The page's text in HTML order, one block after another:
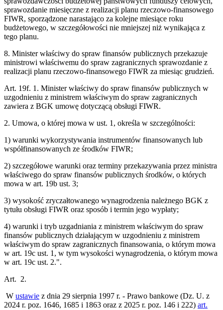
sprawozdanie miesięczne z realizacji planu rzeczowo-finansowego
FIWR, sporządzone narastająco za kolejne miesiące roku
budżetowego, w szczegółowości nie mniejszej niż wynikająca z
tego planu.
8. Minister właściwy do spraw finansów publicznych przekazuje
ministrowi właściwemu do spraw zagranicznych sprawozdanie z
realizacji planu rzeczowo-finansowego FIWR za miesiąc grudzień.
Art. 19f. 1. Minister właściwy do spraw finansów publicznych w
uzgodnieniu z ministrem właściwym do spraw zagranicznych
zawiera z BGK umowę dotyczącą obsługi FIWR.
2. Umowa, o której mowa w ust. 1, określa w szczególności:
1) warunki wykorzystywania instrumentów finansowanych lub
współfinansowanych ze środków FIWR;
2) szczegółowe warunki oraz terminy przekazywania przez ministra
właściwego do spraw finansów publicznych środków, o których
mowa w art. 19b ust. 3;
3) wysokość zryczałtowanego wynagrodzenia należnego BGK z
tytułu obsługi FIWR oraz sposób i termin jego wypłaty;
4) warunki i tryb uzgadniania z ministrem właściwym do spraw
finansów publicznych działającym w uzgodnieniu z ministrem
właściwym do spraw zagranicznych finansowania, o którym mowa
w art. 19c ust. 1, w tym wysokości wynagrodzenia, o którym mowa
w art. 19c ust. 2.".
Art. 2.
W ustawie z dnia 29 sierpnia 1997 r. - Prawo bankowe (Dz. U. z
2024 r. poz. 1646, 1685 i 1863 oraz z 2025 r. poz. 146 i 222) art.